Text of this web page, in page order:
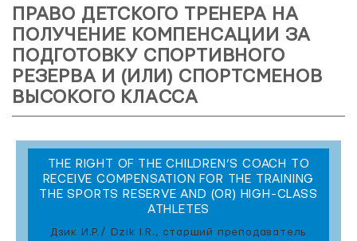
ПРАВО ДЕТСКОГО ТРЕНЕРА НА
ПОЛУЧЕНИЕ КОМПЕНСАЦИИ ЗА
ПОДГОТОВКУ СПОРТИВНОГО
РЕЗЕРВА И (ИЛИ) СПОРТСМЕНОВ
ВЫСОКОГО КЛАССА
THE RIGHT OF THE CHILDREN’S COACH TO
RECEIVE COMPENSATION FOR THE TRAINING
THE SPORTS RESERVE AND (OR) HIGH-CLASS
ATHLETES
Дзик И.Р./ Dzik I.R., старший преподаватель